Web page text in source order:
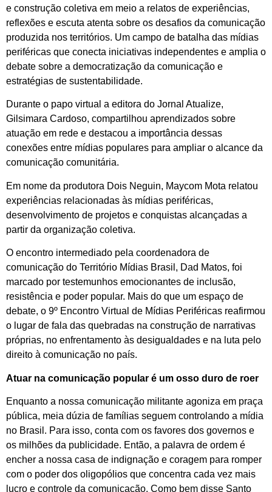
e construção coletiva em meio a relatos de experiências,
reflexões e escuta atenta sobre os desafios da comunicação
produzida nos territórios. Um campo de batalha das mídias
periféricas que conecta iniciativas independentes e amplia o
debate sobre a democratização da comunicação e
estratégias de sustentabilidade.
Durante o papo virtual a editora do Jornal Atualize,
Gilsimara Cardoso, compartilhou aprendizados sobre
atuação em rede e destacou a importância dessas
conexões entre mídias populares para ampliar o alcance da
comunicação comunitária.
Em nome da produtora Dois Neguin, Maycom Mota relatou
experiências relacionadas às mídias periféricas,
desenvolvimento de projetos e conquistas alcançadas a
partir da organização coletiva.
O encontro intermediado pela coordenadora de
comunicação do Território Mídias Brasil, Dad Matos, foi
marcado por testemunhos emocionantes de inclusão,
resistência e poder popular. Mais do que um espaço de
debate, o 9º Encontro Virtual de Mídias Periféricas reafirmou
o lugar de fala das quebradas na construção de narrativas
próprias, no enfrentamento às desigualdades e na luta pelo
direito à comunicação no país.
Atuar na comunicação popular é um osso duro de roer
Enquanto a nossa comunicação militante agoniza em praça
pública, meia dúzia de famílias seguem controlando a mídia
no Brasil. Para isso, conta com os favores dos governos e
os milhões da publicidade. Então, a palavra de ordem é
encher a nossa casa de indignação e coragem para romper
com o poder dos oligopólios que concentra cada vez mais
lucro e controle da comunicação. Como bem disse Santo